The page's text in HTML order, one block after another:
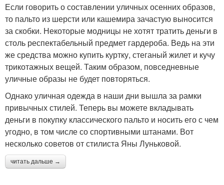
Если говорить о составлении уличных осенних образов,
то пальто из шерсти или кашемира зачастую выносится
за скобки. Некоторые модницы не хотят тратить деньги в
столь респектабельный предмет гардероба. Ведь на эти
же средства можно купить куртку, стеганый жилет и кучу
трикотажных вещей. Таким образом, повседневные
уличные образы не будет повторяться.
Однако уличная одежда в наши дни вышла за рамки
привычных стилей. Теперь вы можете вкладывать
деньги в покупку классического пальто и носить его с чем
угодно, в том числе со спортивными штанами. Вот
несколько советов от стилиста Яны Луньковой.
читать дальше →